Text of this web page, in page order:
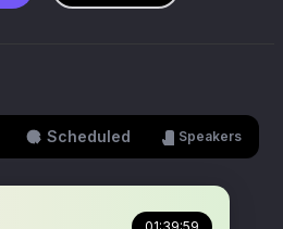
Scheduled Speakers